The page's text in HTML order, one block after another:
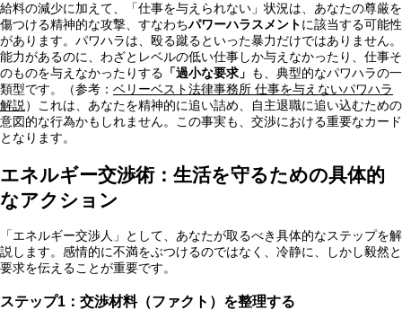
給料の減少に加えて、「仕事を与えられない」状況は、あなたの尊厳を
傷つける精神的な攻撃、すなわちパワーハラスメントに該当する可能性
があります。パワハラは、殴る蹴るといった暴力だけではありません。
能力があるのに、わざとレベルの低い仕事しか与えなかったり、仕事そ
のものを与えなかったりする 「過小な要求」 も、典型的なパワハラの一
類型です。（参考： ベリーベスト法律事務所 仕事を与えないパワハラ
解説）これは、あなたを精神的に追い詰め、自主退職に追い込むための
意図的な行為かもしれません。この事実も、交渉における重要なカード
となります。
エネルギー交渉術：生活を守るための具体的
なアクション
「エネルギー交渉人」として、あなたが取るべき具体的なステップを解
説します。感情的に不満をぶつけるのではなく、冷静に、しかし毅然と
要求を伝えることが重要です。
ステップ1：交渉材料（ファクト）を整理する